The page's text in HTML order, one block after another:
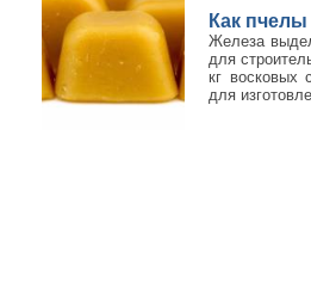
Как
Железа
для
кг восковых
для